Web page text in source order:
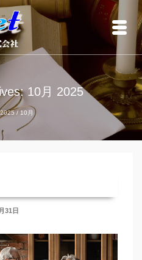
10月 2025
2025 / 10月
31日